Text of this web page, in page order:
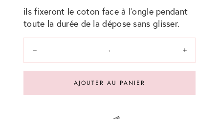
ils fixeront le coton face à l’ongle pendant
toute la durée de la dépose sans glisser.
AJOUTER AU PANIER